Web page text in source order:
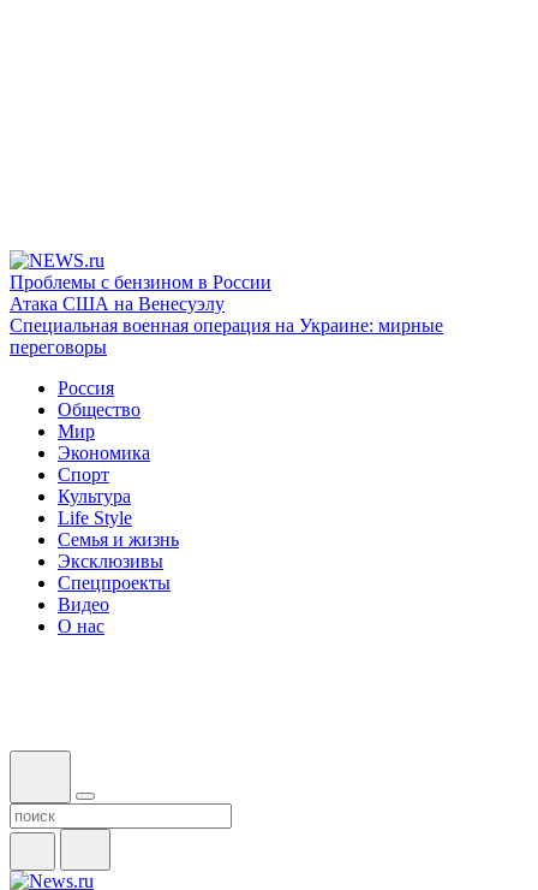
Проблемы с бензином в России
Атака США на Венесуэлу
Специальная военная операция на Украине: мирные
переговоры
Россия
Общество
Мир
Экономика
Спорт
Культура
Life Style
Семья и жизнь
Эксклюзивы
Спецпроекты
Видео
О нас